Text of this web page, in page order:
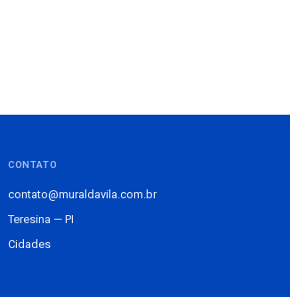
CONTATO
contato@muraldavila.com.br
Teresina — PI
Cidades